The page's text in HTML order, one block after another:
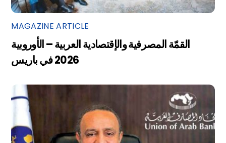
MAGAZINE ARTICLE
القمّة المصرفية والإقتصادية العربية – الأوروبية
2026 في باريس